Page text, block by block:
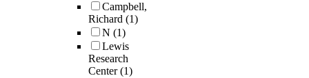
Campbell,
Richard (1)
N (1)
Lewis
Research
Center(1)